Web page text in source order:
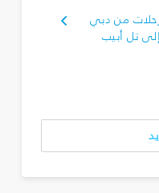
من دبي
إلى تل أبيب